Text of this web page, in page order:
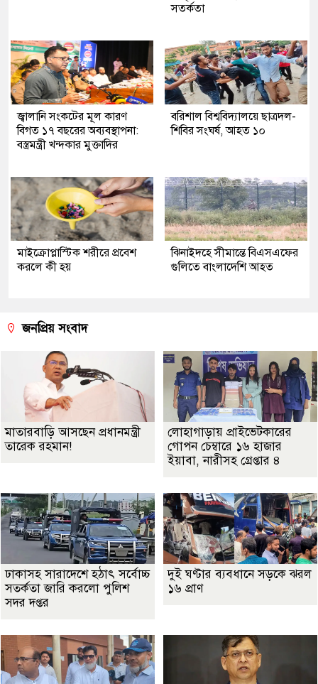
সতর্কতা
জ্বালানি সংকটের মূল কারণ
বিগত ১৭ বছরের অব্যবস্থাপনা:
বস্ত্রমন্ত্রী খন্দকার মুক্তাদির
বরিশাল বিশ্ববিদ্যালয়ে ছাত্রদল-
শিবির সংঘর্ষ, আহত ১০
মাইক্রোপ্লাস্টিক শরীরে প্রবেশ
করলে কী হয়
ঝিনাইদহে সীমান্তে বিএসএফের
গুলিতে বাংলাদেশি আহত
জনপ্রিয় সংবাদ
মাতারবাড়ি আসছেন প্রধানমন্ত্রী
তারেক রহমান!
লোহাগাড়ায় প্রাইভেটকারের
গোপন চেম্বারে ১৬ হাজার
ইয়াবা, নারীসহ গ্রেপ্তার ৪
ঢাকাসহ সারাদেশে হঠাৎ সর্বোচ্চ
সতর্কতা জা‌রি করলো পুলিশ
সদর দপ্তর
দুই ঘণ্টার ব্যবধানে সড়কে ঝরল
১৬ প্রাণ